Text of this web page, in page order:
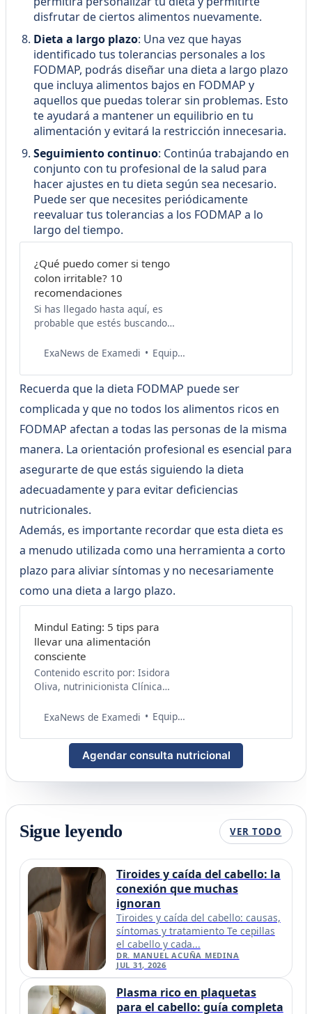
disfrutar de ciertos alimentos nuevamente.
Dieta a largo plazo: Una vez que hayas
identificado tus tolerancias personales a los
FODMAP, podrás diseñar una dieta a largo plazo
que incluya alimentos bajos en FODMAP y
aquellos que puedas tolerar sin problemas. Esto
te ayudará a mantener un equilibrio en tu
alimentación y evitará la restricción innecesaria.
Seguimiento continuo: Continúa trabajando en
conjunto con tu profesional de la salud para
hacer ajustes en tu dieta según sea necesario.
Puede ser que necesites periódicamente
reevaluar tus tolerancias a los FODMAP a lo
largo del tiempo.
¿Qué puedo comer si tengo
colon irritable? 10
recomendaciones
Si has llegado hasta aquí, es
probable que estés buscando
gastrointestinal común, pero a
compartiremos algunos consejos
para aliviar los síntomas del
colon irritable y te
recomendaremos algunos
alimentos que puedes incluir en
tu día a día. Agendar consulta
nutricional ¿Qué es
ExaNews de Examedi Equipo de Salud Examedi
Recuerda que la dieta FODMAP puede ser
complicada y que no todos los alimentos ricos en
FODMAP afectan a todas las personas de la misma
manera. La orientación profesional es esencial para
asegurarte de que estás siguiendo la dieta
adecuadamente y para evitar deficiencias
nutricionales.
Además, es importante recordar que esta dieta es
a menudo utilizada como una herramienta a corto
plazo para aliviar síntomas y no necesariamente
como una dieta a largo plazo.
Mindul Eating: 5 tips para
llevar una alimentación
consciente
Contenido escrito por: Isidora
Oliva, nutrinicionista Clínica
nta.isidoraoliva@gmail.com ¿Eres
parte de La Consulta Médica de
Examedi, donde podrás brindar
claridad y consejos médicos
confiables para mejorar la vida
a laconsulta@examedi.com
ExaNews de Examedi Equipo de Salud Examedi
Agendar consulta nutricional
Sigue leyendo VER TODO
Tiroides y caída del cabello: la
conexión que muchas
ignoran
Tiroides y caída del cabello: causas,
síntomas y tratamiento Te cepillas
el cabello y cada...
DR. MANUEL ACUÑA MEDINA
JUL 31, 2026
Plasma rico en plaquetas
para el cabello: guía completa